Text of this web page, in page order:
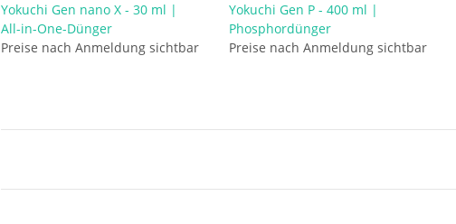
Yokuchi Gen nano X - 30 ml |
All-in-One-Dünger
Preise nach Anmeldung sichtbar
Yokuchi Gen P - 400 ml |
Phosphordünger
Preise nach Anmeldung sichtbar